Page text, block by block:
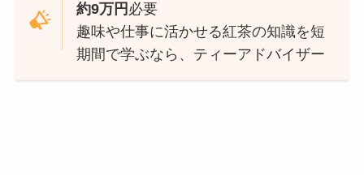
約9万円 必要
趣味や仕事に活かせる紅茶の知識を短
期間で学ぶなら、ティーアドバイザー